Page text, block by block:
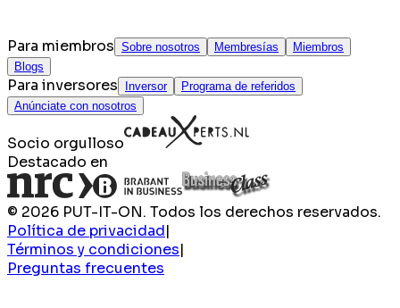
Para miembros Sobre nosotros Membresías
Miembros
Blogs
Para inversores Inversor
Programa de referidos
Anúnciate con nosotros
Socio orgulloso
Destacado en
© 2026 PUT-IT-ON. Todos los derechos reservados.
Política de privacidad|
Términos y condiciones|
Preguntas frecuentes